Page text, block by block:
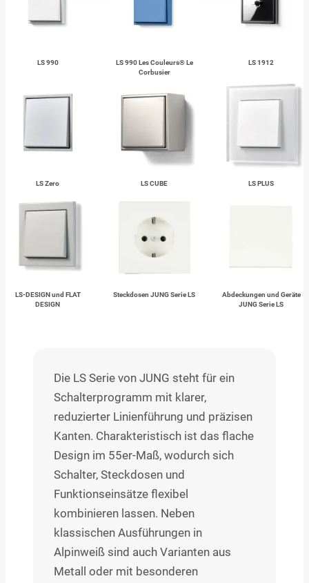
LS 990
LS 990 Les Couleurs® Le
Corbusier
LS 1912
LS Zero LS CUBE LS PLUS
LS-DESIGN und FLAT
DESIGN
Steckdosen JUNG Serie LS
Abdeckungen und Geräte
JUNG Serie LS
Die LS Serie von JUNG steht für ein
Schalterprogramm mit klarer,
reduzierter Linienführung und präzisen
Kanten. Charakteristisch ist das flache
Design im 55er-Maß, wodurch sich
Schalter, Steckdosen und
Funktionseinsätze flexibel
kombinieren lassen. Neben
klassischen Ausführungen in
Alpinweiß sind auch Varianten aus
Metall oder mit besonderen